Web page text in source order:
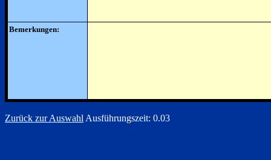
Bemerkungen:
Zurück zur Auswahl Ausführungszeit: 0.03